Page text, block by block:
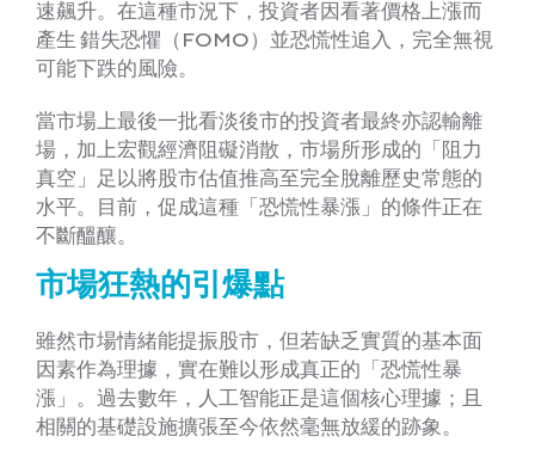
速飆升。在這種市況下，投資者因看著價格上漲而
產生 錯失恐懼（FOMO）並恐慌性追入，完全無視
可能下跌的風險。
當市場上最後一批看淡後市的投資者最終亦認輸離
場，加上宏觀經濟阻礙消散，市場所形成的「阻力
真空」足以將股市估值推高至完全脫離歷史常態的
水平。目前，促成這種「恐慌性暴漲」的條件正在
不斷醞釀。
市場狂熱的引爆點
雖然市場情緒能提振股市，但若缺乏實質的基本面
因素作為理據，實在難以形成真正的「恐慌性暴
漲」。過去數年，人工智能正是這個核心理據；且
相關的基礎設施擴張至今依然毫無放緩的跡象。